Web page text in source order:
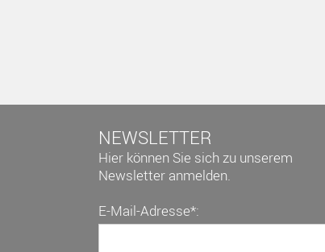
NEWSLETTER
Hier können Sie sich zu unserem
Newsletter anmelden.
E-Mail-Adresse*: